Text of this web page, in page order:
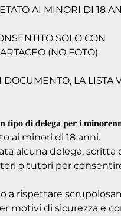
AI MINORI DI 18
SOLO CON
(NO FOTO)
DOCUMENTO, LA LISTA
𝐭𝐢𝐩𝐨 𝐝𝐢 𝐝𝐞𝐥𝐞𝐠𝐚 𝐩𝐞𝐫 𝐢
ai minori di 18 anni.
alcuna delega, scritta
o tutori per
a rispettare
motivi di sicurezza e